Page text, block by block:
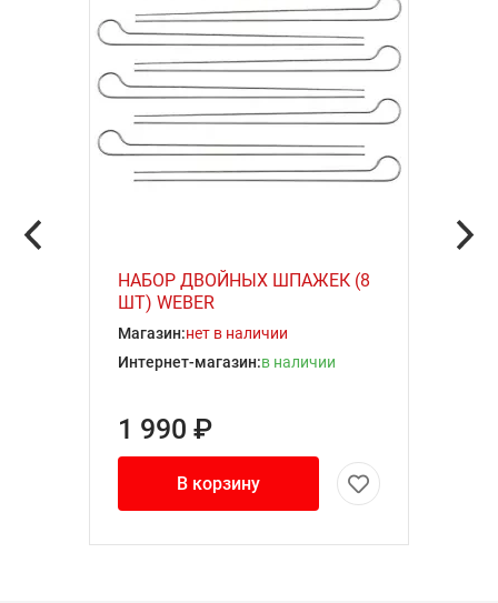
НАБОР ДВОЙНЫХ ШПАЖЕК (8
ШТ) WEBER
Магазин:нет в наличии
Интернет-магазин:в наличии
1 990 ₽
В корзину